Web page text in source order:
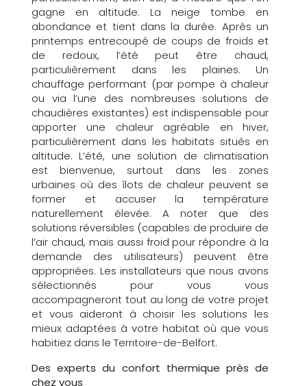
gagne en altitude. La neige tombe en
abondance et tient dans la durée. Après un
printemps entrecoupé de coups de froids et
de redoux, l’été peut être chaud,
particulièrement dans les plaines. Un
chauffage performant (par pompe à chaleur
ou via l’une des nombreuses solutions de
chaudières existantes) est indispensable pour
apporter une chaleur agréable en hiver,
particulièrement dans les habitats situés en
altitude. L’été, une solution de climatisation
est bienvenue, surtout dans les zones
urbaines où des îlots de chaleur peuvent se
former et accuser la température
naturellement élevée. A noter que des
solutions réversibles (capables de produire de
l’air chaud, mais aussi froid pour répondre à la
demande des utilisateurs) peuvent être
appropriées. Les installateurs que nous avons
sélectionnés pour vous vous
accompagneront tout au long de votre projet
et vous aideront à choisir les solutions les
mieux adaptées à votre habitat où que vous
habitiez dans le Territoire-de-Belfort.
Des experts du confort thermique près de
chez vous